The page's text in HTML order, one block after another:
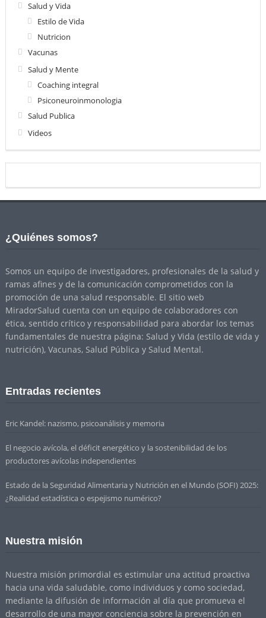
Salud y Vida
Estilo de Vida
Nutricion
Vacunas
Salud y Mente
Coaching integral
Psiconeuroinmonologia
Salud Publica
Videos
¿Quiénes somos?
Somos un equipo de investigadores, profesionales de la salud y
ramas afines y de la comunicación comprometidos con la
promoción de una salud responsable. El sitio web
MiradorSalud cuenta con un equipo de colaboradores con
ética, sentido crítico y responsabilidad para abordar los temas
fundamentales de nuestra página: Salud y Vida (estilo de vida y
nutrición), Vacunas, Salud Pública y Salud Mental.
Entradas recientes
Eric Kandel: nazismo, psicoanálisis y memoria
El negocio avícola, el déficit energético y la sostenibilidad de los
productores avícolas independientes
Estado de la Seguridad Alimentaria y Nutrición en el Mundo (SOFI) 2025:
¿Realidad estadística o espejismo numérico?
Nuestra misión
Nuestra misión primordial es estimular una actitud proactiva
hacia una vida saludable, como individuos y como sociedad,
mediante la difusión de información al día que promueva el
desarrollo de una mayor conciencia sobre la prevención en